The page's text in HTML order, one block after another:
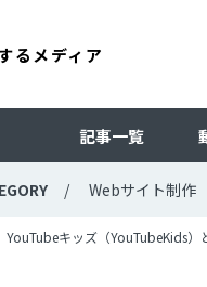
るメディア
記事一覧
Webサイト制作
YouTubeキッズ（YouTubeKids）